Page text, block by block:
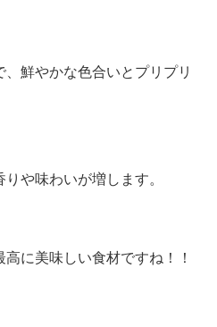
鮮やかな色合いとプリプリ
や味わいが増します。
に美味しい食材ですね！！